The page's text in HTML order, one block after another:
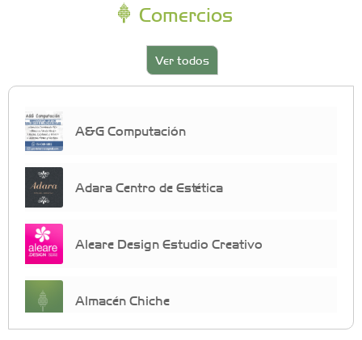
Comercios
Ver todos
A&G Computación
Adara Centro de Estética
Aleare Design Estudio Creativo
Almacén Chiche